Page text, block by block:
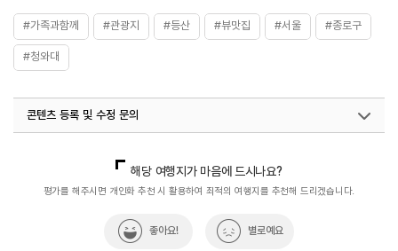
#가족과함께 #관광지 #등산 #뷰맛집 #서울 #종로구
#청와대
콘텐츠 등록 및 수정 문의
해당 여행지가 마음에 드시나요?
평가를 해주시면 개인화 추천 시 활용하여 최적의 여행지를 추천해 드리겠습니다.
좋아요! 별로예요